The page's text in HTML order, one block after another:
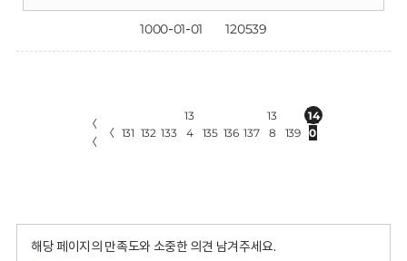
1000-01-01 120539
〈
〈
〈 131 132 133
13
4
135 136 137
13
8
139
14
0
해당 페이지의 만족도와 소중한 의견 남겨주세요.